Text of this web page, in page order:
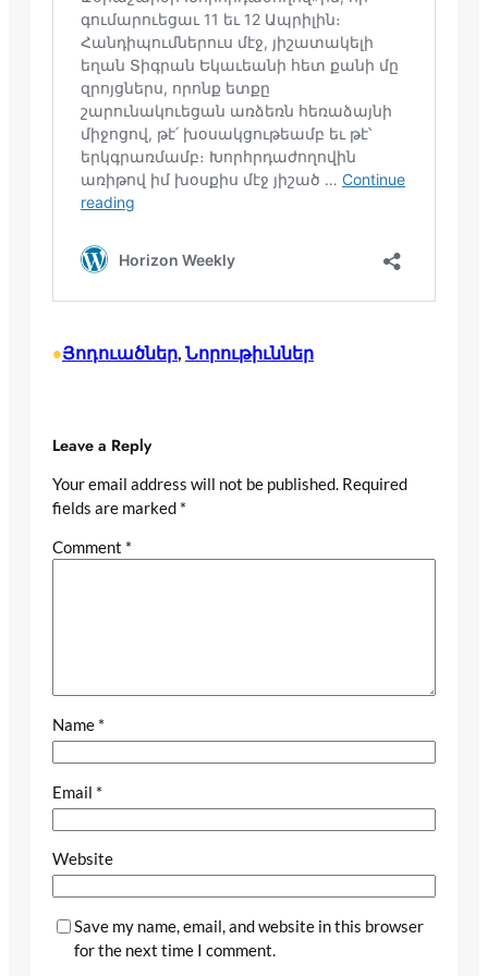
•Յոդուածներ, Նորութիւններ
Leave a Reply
Your email address will not be published. Required
fields are marked *
Comment *
Name *
Email *
Website
Save my name, email, and website in this browser
for the next time I comment.